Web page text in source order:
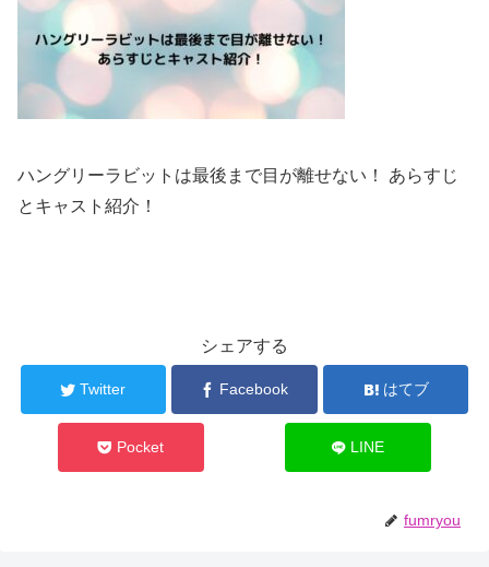
ハングリーラビットは最後まで目が離せない！ あらすじ
とキャスト紹介！
シェアする
Twitter Facebook はてブ
Pocket LINE
fumryou